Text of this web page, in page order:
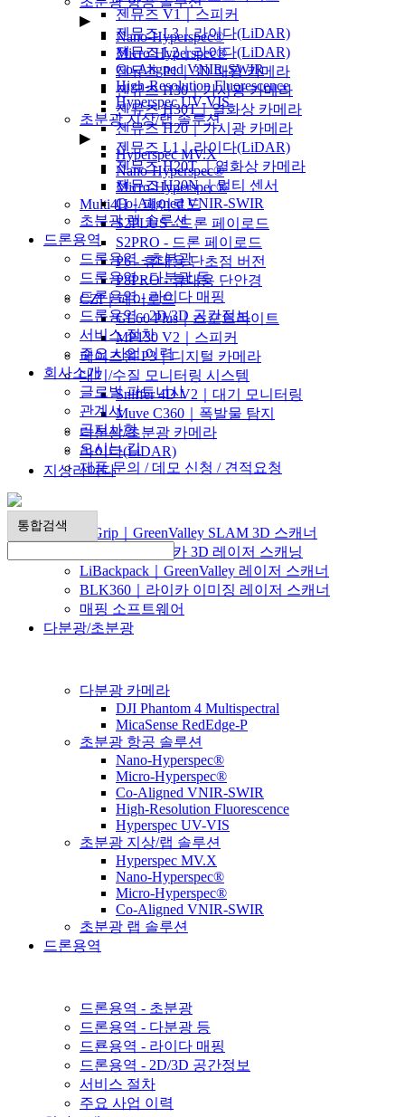
▶
Nano-Hyperspec®
Micro-Hyperspec®
Co-Aligned VNIR-SWIR
High-Resolution Fluorescence
Hyperspec UV-VIS
초분광 지상/랩 솔루션
▶
Hyperspec MV.X
Nano-Hyperspec®
Micro-Hyperspec®
Co-Aligned VNIR-SWIR
초분광 랩 솔루션
드론용역
드론용역 - 초분광
드론용역 - 다분광 등
드룐용역 - 라이다 매핑
드론용역 - 2D/3D 공간정보
서비스 절차
주요 사업 이력
회사소개
글로벌 파트너사
관계사
공지사항
오시는 길
제품 문의 / 데모 신청 / 견적요청
젠뮤즈 V1｜스피커
젠뮤즈 L3｜라이다(LiDAR)
젠뮤즈 L2｜라이다(LiDAR)
젠뮤즈 P1｜3D 매핑 카메라
젠뮤즈 H30｜가시광 카메라
젠뮤즈 H30T｜열화상 카메라
젠뮤즈 H20｜가시광 카메라
젠뮤즈 L1｜라이다(LiDAR)
젠뮤즈 H20T ｜열화상 카메라
젠뮤즈 H20N ｜멀티 센서
Multi4H｜페이로드
S2PLUS - 드론 페이로드
S2PRO - 드론 페이로드
P6 - 휴대용 단초점 버전
P8PRO - 휴대용 단안경
CZI｜페이로드
GL60 Plus｜스포트라이트
MP130 V2｜스피커
페이즈원 P3｜디지털 카메라
대기/수질 모니터링 시스템
Sniffer 4D V2｜대기 모니터링
Muve C360｜폭발물 탐지
다분광/초분광 카메라
라이다(LiDAR)
지상라이다
LiGrip｜GreenValley SLAM 3D 스캐너
RTC360｜라이카 3D 레이저 스캐닝
LiBackpack｜GreenValley 레이저 스캐너
BLK360｜라이카 이미징 레이저 스캐너
매핑 소프트웨어
다분광/초분광
다분광 카메라
DJI Phantom 4 Multispectral
MicaSense RedEdge-P
초분광 항공 솔루션
Nano-Hyperspec®
Micro-Hyperspec®
Co-Aligned VNIR-SWIR
High-Resolution Fluorescence
Hyperspec UV-VIS
초분광 지상/랩 솔루션
Hyperspec MV.X
Nano-Hyperspec®
Micro-Hyperspec®
Co-Aligned VNIR-SWIR
초분광 랩 솔루션
드론용역
드론용역 - 초분광
드론용역 - 다분광 등
드룐용역 - 라이다 매핑
드론용역 - 2D/3D 공간정보
서비스 절차
주요 사업 이력